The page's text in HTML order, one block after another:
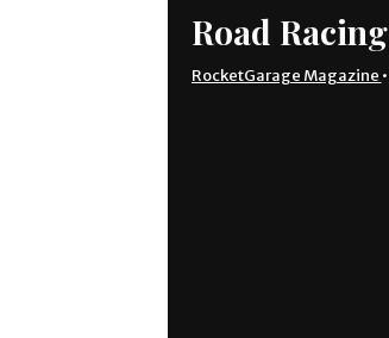
Road Racing
RocketGarage Magazine •